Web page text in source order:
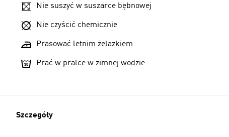
Nie suszyć w suszarce bębnowej
Nie czyścić chemicznie
Prasować letnim żelazkiem
Prać w pralce w zimnej wodzie
Szczegóły